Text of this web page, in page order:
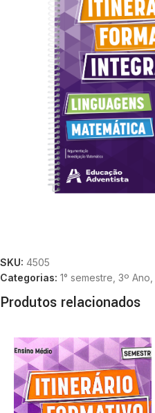
SKU: 4505
Categorias: 1° semestre 3º Ano
Produtos relacionados